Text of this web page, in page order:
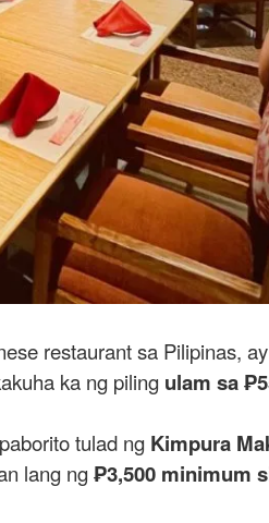
restaurant sa Pilipinas,
ka ng piling ulam sa
tulad ng Kimpura
lang ng₱3,500 minimum